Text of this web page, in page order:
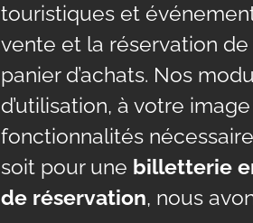
touristiques et
vente et la réservation
panier d’achats. Nos
d’utilisation, à votre
fonctionnalités
soit pour une billetterie
de réservation, nous